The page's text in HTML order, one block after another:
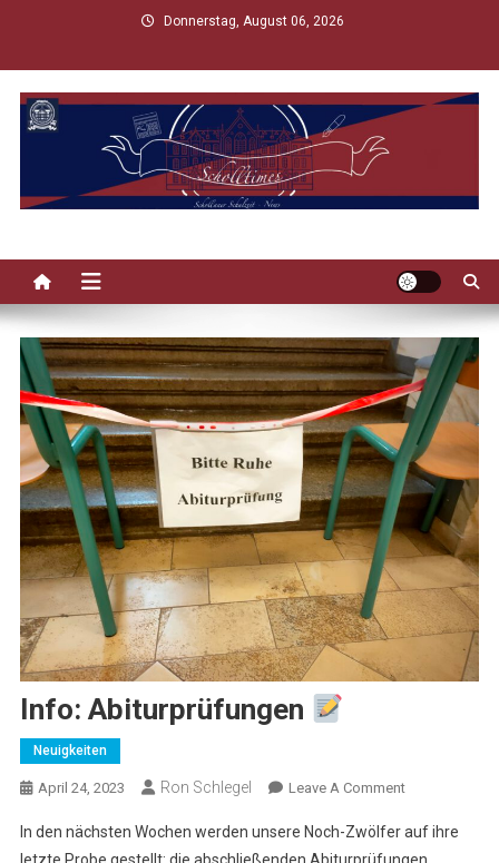
content
Donnerstag, August 06, 2026
Info: Abiturprüfungen
Neuigkeiten
April 24, 2023 Ron Schlegel Leave A CommentOn
In den nächsten Wochen werden unsere Noch-Zwölfer auf ihre